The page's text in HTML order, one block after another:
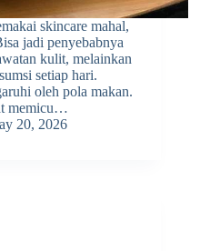
skincare mahal,
jadi penyebabnya
kulit, melainkan
setiap hari.
oleh pola makan.
memicu…
20, 2026